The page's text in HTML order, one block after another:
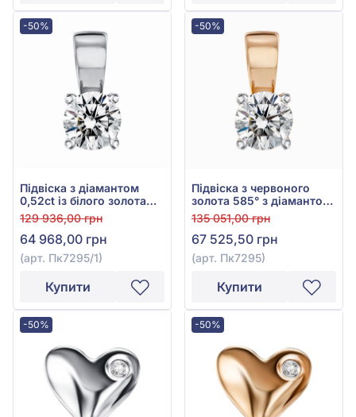
-50%
Підвіска з діамантом
0,52ct із білого золота
585°, арт. Пк7295/1
129 936,00 грн
64 968,00 грн
(арт. Пк7295/1)
Купити
-50%
Підвіска з червоного
золота 585° з діамантом
0,52ct, арт. Пк7295
135 051,00 грн
67 525,50 грн
(арт. Пк7295)
Купити
-50% -50%